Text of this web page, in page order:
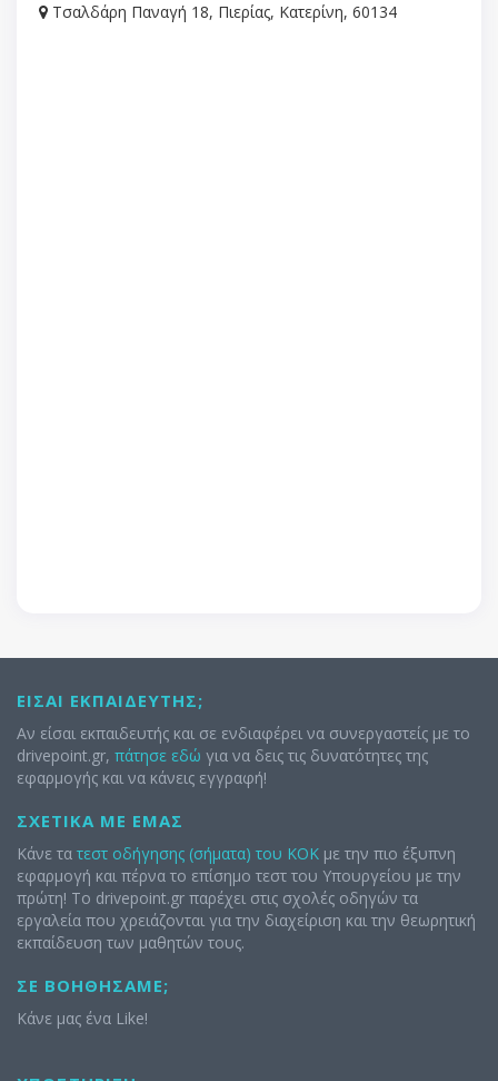
Τσαλδάρη Παναγή 18, Πιερίας, Κατερίνη, 60134
ΕΊΣΑΙ ΕΚΠΑΙΔΕΥΤΉΣ;
Αν είσαι εκπαιδευτής και σε ενδιαφέρει να συνεργαστείς με το
drivepoint.gr, πάτησε εδώ για να δεις τις δυνατότητες της
εφαρμογής και να κάνεις εγγραφή!
ΣΧΕΤΙΚΆ ΜΕ ΕΜΆΣ
Κάνε τα τεστ οδήγησης (σήματα) του ΚΟΚ με την πιο έξυπνη
εφαρμογή και πέρνα το επίσημο τεστ του Υπουργείου με την
πρώτη! Το drivepoint.gr παρέχει στις σχολές οδηγών τα
εργαλεία που χρειάζονται για την διαχείριση και την θεωρητική
εκπαίδευση των μαθητών τους.
ΣΕ ΒΟΗΘΉΣΑΜΕ;
Κάνε μας ένα Like!